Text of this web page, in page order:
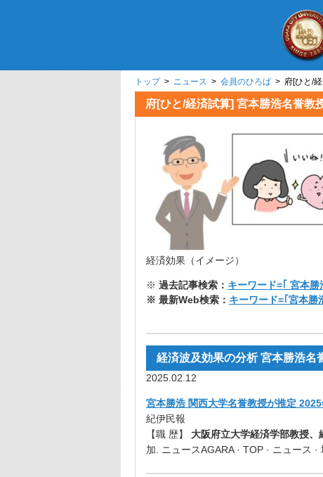
トップ> ニュース > 会員のひろば > 府[ひ
府[ひと/経済試算] 宮
経済効果（イメージ）
※ 過去記事検索： キーワード=｢ 宮本勝
※ 最新Web検索： キーワード=｢宮本勝
経済波及効果の分析 宮本勝浩名
2025.02.12
宮本勝浩 関西大学名誉教授が推定
紀伊民報
【職 歴】 大阪府立大学経済学部教授
加. ニュースAGARA · TOP · ニュース ·